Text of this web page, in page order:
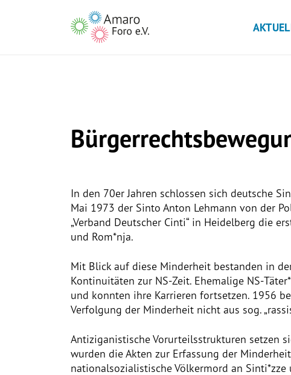
In den 70er Jahren schlossen sich deutsche
Mai 1973 der Sinto Anton Lehmann von der
„Verband Deutscher Cinti“ in Heidelberg die
und Rom*nja.
Mit Blick auf diese Minderheit bestanden in
Kontinuitäten zur NS-Zeit. Ehemalige NS-
und konnten ihre Karrieren fortsetzen. 1956
Verfolgung der Minderheit nicht aus sog.
Antiziganistische Vorurteilsstrukturen setzen
wurden die Akten zur Erfassung der
nationalsozialistische Völkermord an